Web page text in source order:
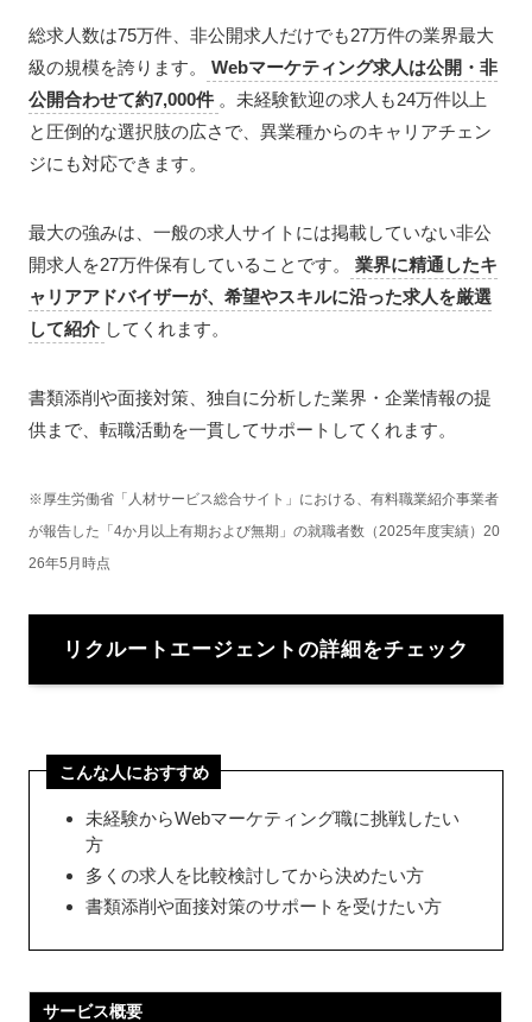
総求人数は75万件、非公開求人だけでも27万件の業界最大
級の規模を誇ります。
Webマーケティング求人は公開・非
公開合わせて約7,000件 。未経験歓迎の求人も24万件以上
と圧倒的な選択肢の広さで、異業種からのキャリアチェン
ジにも対応できます。
最大の強みは、一般の求人サイトには掲載していない非公
開求人を27万件保有していることです。
業界に精通したキ
ャリアアドバイザーが、希望やスキルに沿った求人を厳選
して紹介 してくれます。
書類添削や面接対策、独自に分析した業界・企業情報の提
供まで、転職活動を一貫してサポートしてくれます。
※厚生労働省「人材サービス総合サイト」における、有料職業紹介事業者
が報告した「4か月以上有期および無期」の就職者数（2025年度実績）20
26年5月時点
リクルートエージェントの詳細をチェック
こんな人におすすめ
未経験からWebマーケティング職に挑戦したい
方
多くの求人を比較検討してから決めたい方
書類添削や面接対策のサポートを受けたい方
サービス概要